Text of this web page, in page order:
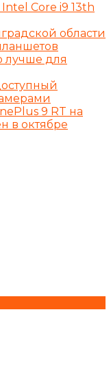
Core i9 13th
области
лучше для
9 RT на
в октябре